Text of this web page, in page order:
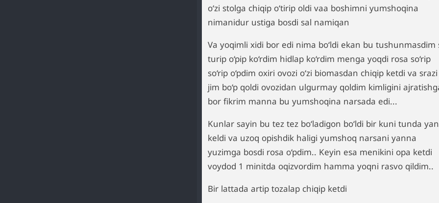
o‘zi stolga chiqip o‘tirip oldi vaa boshimni yumshoqina
nimanidur ustiga bosdi sal namiqan
Va yoqimli xidi bor edi nima bo‘ldi ekan bu tushunmasdim
turip o‘pip ko‘rdim hidlap ko‘rdim menga yoqdi rosa so‘rip
so‘rip o‘pdim oxiri ovozi o‘zi biomasdan chiqip ketdi va srazi
jim bo‘p qoldi ovozidan ulgurmay qoldim kimligini
bor fikrim manna bu yumshoqina narsada edi...
Kunlar sayin bu tez tez bo‘ladigon bo‘ldi bir kuni tunda
keldi va uzoq opishdik haligi yumshoq narsani yanna
yuzimga bosdi rosa o‘pdim.. Keyin esa menikini opa ketdi
voydod 1 minitda oqizvordim hamma yoqni rasvo qildim..
Bir lattada artip tozalap chiqip ketdi